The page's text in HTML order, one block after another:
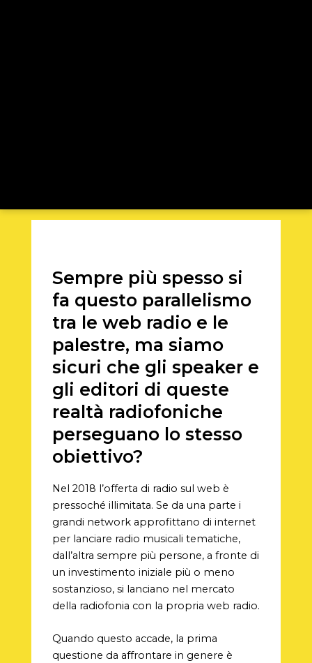
Sempre più spesso si
fa questo parallelismo
tra le web radio e le
palestre, ma siamo
sicuri che gli speaker e
gli editori di queste
realtà radiofoniche
perseguano lo stesso
obiettivo?
Nel 2018 l’offerta di radio sul web è
pressoché illimitata. Se da una parte i
grandi network approfittano di internet
per lanciare radio musicali tematiche,
dall’altra sempre più persone, a fronte di
un investimento iniziale più o meno
sostanzioso, si lanciano nel mercato
della radiofonia con la propria web radio.
Quando questo accade, la prima
questione da affrontare in genere è